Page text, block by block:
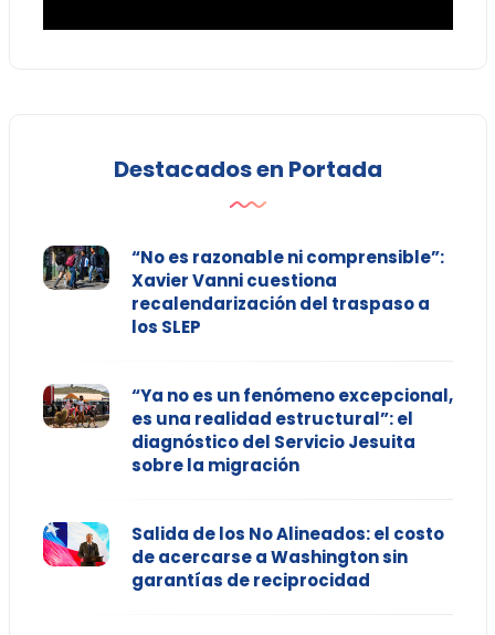
Destacados en Portada
“No es razonable ni comprensible”:
Xavier Vanni cuestiona
recalendarización del traspaso a
los SLEP
“Ya no es un fenómeno excepcional,
es una realidad estructural”: el
diagnóstico del Servicio Jesuita
sobre la migración
Salida de los No Alineados: el costo
de acercarse a Washington sin
garantías de reciprocidad